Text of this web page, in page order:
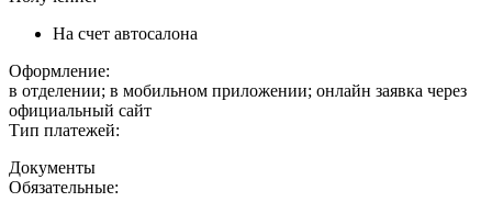
На счет автосалона
Оформление:
в отделении; в мобильном приложении; онлайн заявка через
официальный сайт
Тип платежей:
Документы
Обязательные: